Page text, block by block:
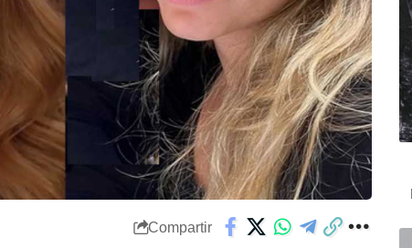
Compartir